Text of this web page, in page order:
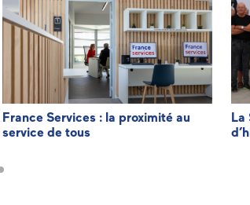
France Services : la proximité au
service de tous
La